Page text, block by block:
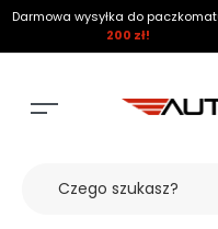
Darmowa wysyłka do
200 zł!